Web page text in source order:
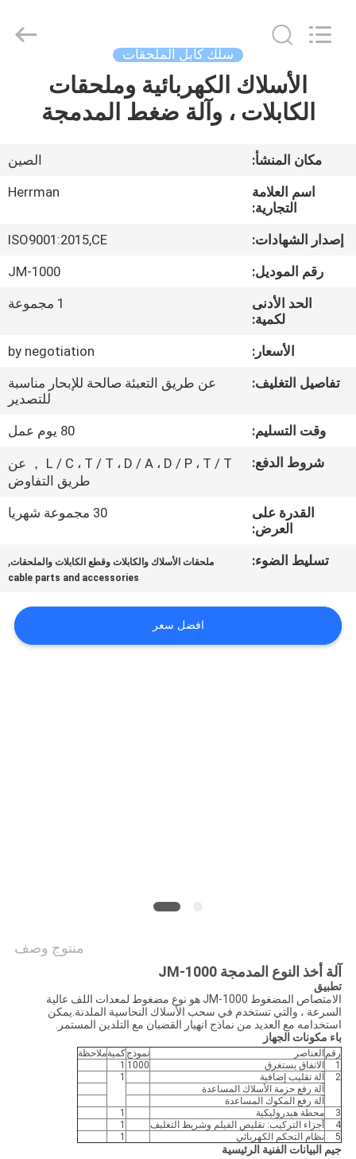
مسكن
معلومات
جولة
مراقبة
الجودة
اتصل
أخبار
اطلب
اقتباس
خريطة
Co.,ltd.
سلك كابل الملحقات
الأسلاك الكهربائية وملحقات
الكابلات ، وآلة ضغط المدمجة
مكان المنشأ:
الصين
اسم العلامة
التجارية:
Herrman
إصدار الشهادات:
ISO9001:2015,CE
رقم الموديل:
JM-1000
الحد الأدنى
لكمية:
1 مجموعة
الأسعار:
by negotiation
تفاصيل التغليف:
عن طريق التعبئة صالحة للإبحار مناسبة
للتصدير
وقت التسليم:
80 يوم عمل
شروط الدفع:
L / C ، T / T ، D / A ، D / P ، T / T ， عن
طريق التفاوض
القدرة على
العرض:
30 مجموعة شهريا
تسليط الضوء: ملحقات الأسلاك والكابلات وقطع الكابلات والملحقات,
cable parts and accessories
افضل سعر
منتوج وصف
آلة أخذ النوع المدمجة JM-1000
تطبيق
الامتصاص المضغوط JM-1000 هو نوع مضغوط لمعدات اللف عالية
السرعة ، والتي تستخدم في سحب الأسلاك النحاسية الملدنة.يمكن
استخدامه مع العديد من نماذج انهيار القضبان مع التلدين المستمر.
باء مكونات الجهاز
رقم العناصر نموذجكميةملاحظة
1
الاتفاق يستغرق 1000
1
2
آلة تقليب إضافية
1
آلة رفع حزمة الأسلاك المساعدة
آلة رفع المكوك المساعدة
3
محطة هيدروليكية
1
4
أجزاء التركيب: تقليص الفيلم وشريط التغليف
1
5
نظام التحكم الكهربائي 1
جيم البيانات الفنية الرئيسية